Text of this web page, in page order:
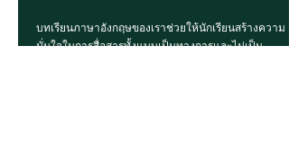
บทเรียนภาษาอังกฤษของเราช่วยให้นักเรียนสร้างความ
มั่นใจในการสื่อสารทั้งแบบเป็นทางการและไม่เป็น